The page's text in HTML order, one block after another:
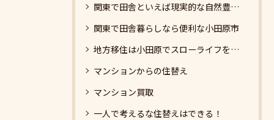
関東で田舎といえば現実的な自然豊かな小田原へ移住
関東で田舎暮らしなら便利な小田原市
地方移住は小田原でスローライフを満喫
マンションからの住替え
マンション買取
一人で考えるな住替えはできる！